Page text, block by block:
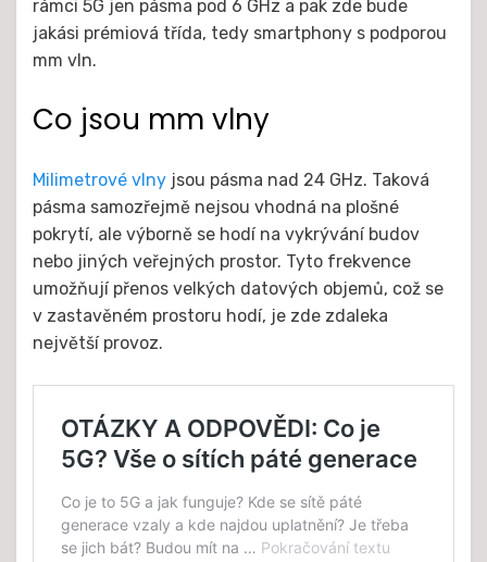
rámci 5G jen pásma pod 6 GHz a pak zde bude
jakási prémiová třída, tedy smartphony s podporou
mm vln.
Co jsou mm vlny
Milimetrové vlny jsou pásma nad 24 GHz. Taková
pásma samozřejmě nejsou vhodná na plošné
pokrytí, ale výborně se hodí na vykrývání budov
nebo jiných veřejných prostor. Tyto frekvence
umožňují přenos velkých datových objemů, což se
v zastavěném prostoru hodí, je zde zdaleka
největší provoz.